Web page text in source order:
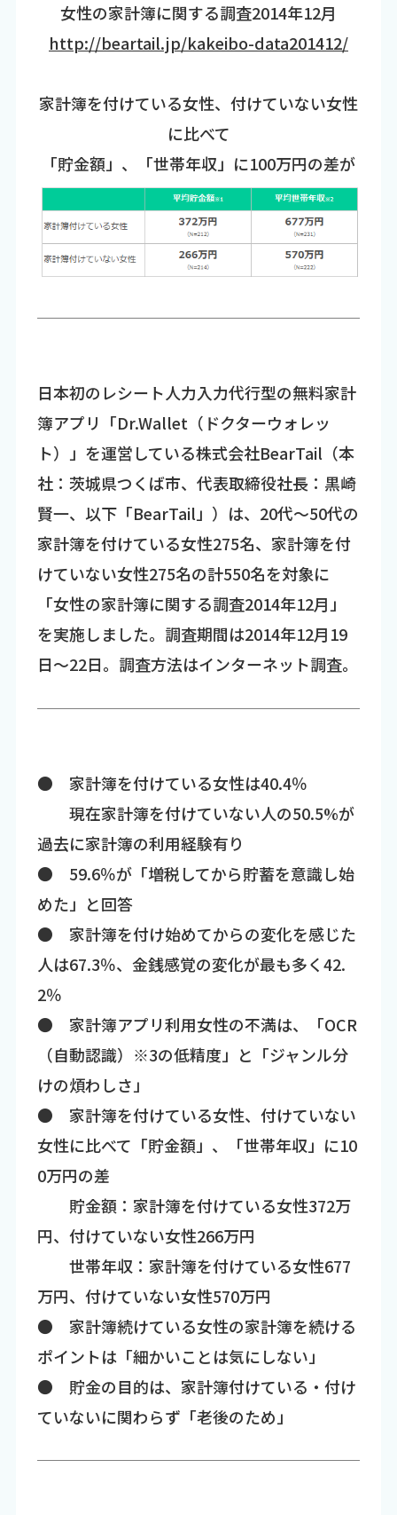
女性の家計簿に関する調査2014年12月
http://beartail.jp/kakeibo-data201412/
家計簿を付けている女性、付けていない女性
に比べて
「貯金額」、「世帯年収」に100万円の差が
日本初のレシート人力入力代行型の無料家計
簿アプリ「Dr.Wallet（ドクターウォレッ
ト）」を運営している株式会社BearTail（本
社：茨城県つくば市、代表取締役社長：黒崎
賢一、以下「BearTail」）は、20代～50代の
家計簿を付けている女性275名、家計簿を付
けていない女性275名の計550名を対象に
「女性の家計簿に関する調査2014年12月」
を実施しました。調査期間は2014年12月19
日～22日。調査方法はインターネット調査。
● 家計簿を付けている女性は40.4％
現在家計簿を付けていない人の50.5%が
過去に家計簿の利用経験有り
● 59.6％が「増税してから貯蓄を意識し始
めた」と回答
● 家計簿を付け始めてからの変化を感じた
人は67.3％、金銭感覚の変化が最も多く42.
2％
● 家計簿アプリ利用女性の不満は、「OCR
（自動認識）※3の低精度」と「ジャンル分
けの煩わしさ」
● 家計簿を付けている女性、付けていない
女性に比べて「貯金額」、「世帯年収」に10
0万円の差
貯金額：家計簿を付けている女性372万
円、付けていない女性266万円
世帯年収：家計簿を付けている女性677
万円、付けていない女性570万円
● 家計簿続けている女性の家計簿を続ける
ポイントは「細かいことは気にしない」
● 貯金の目的は、家計簿付けている・付け
ていないに関わらず「老後のため」